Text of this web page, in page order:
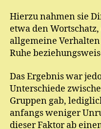
Hierzu nahmen sie
etwa den
allgemeine
Ruhe
Das Ergebnis war
Unterschiede
Gruppen gab,
anfangs weniger
dieser Faktor ab